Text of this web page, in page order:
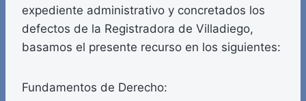
expediente administrativo y concretados los
defectos de la Registradora de Villadiego,
basamos el presente recurso en los siguientes:
Fundamentos de Derecho: